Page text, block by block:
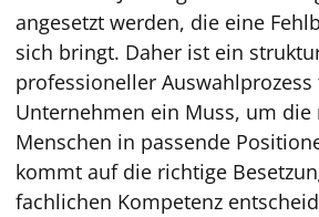
angesetzt werden, die eine
sich bringt. Daher ist ein
professioneller
Unternehmen ein Muss, um die
Menschen in passende
kommt auf die richtige
fachlichen Kompetenz